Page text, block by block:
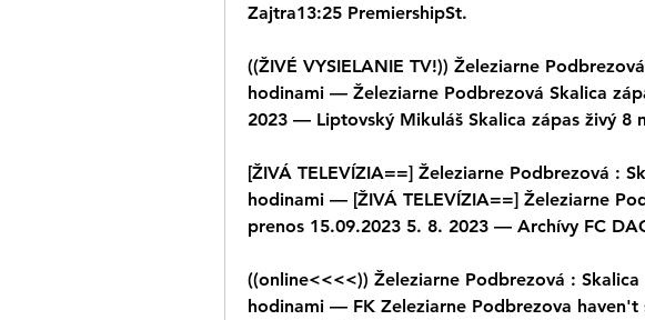
Zajtra13:25 PremiershipSt.
((ŽIVÉ VYSIELANIE TV!)) Železiarne
hodinami — Železiarne Podbrezová Skalica
2023 — Liptovský Mikuláš Skalica zápas živý 8
[ŽIVÁ TELEVÍZIA==] Železiarne Podbrezová :
hodinami — [ŽIVÁ TELEVÍZIA==] Železiarne
prenos 15.09.2023 5. 8. 2023 — Archívy FC
((online<<<<)) Železiarne Podbrezová :
hodinami — FK Zeleziarne Podbrezova